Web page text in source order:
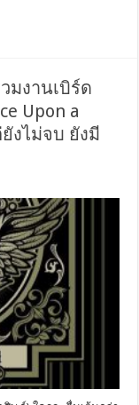
มงานเบิร์ด
Upon a
ยังไม่จบ ยังมี